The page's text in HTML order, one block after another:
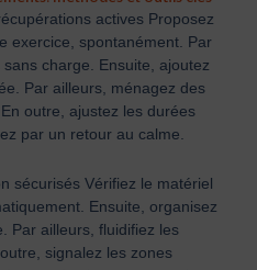
actives Proposez
exercice, spontanément. Par
charge. Ensuite, ajoutez
Par ailleurs, ménagez des
outre, ajustez les durées
par un retour au calme.
sécurisés Vérifiez le matériel
Ensuite, organisez
Par ailleurs, fluidifiez les
signalez les zones